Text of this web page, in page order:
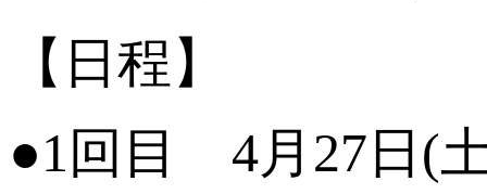
【日程】
●1回目 4月27日(